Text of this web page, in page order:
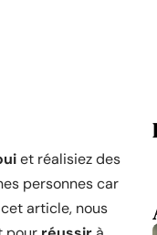
et réalisiez des
personnes car
article, nous